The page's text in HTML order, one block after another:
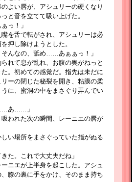
よい唇が、アシュリーの硬くなり
と音を立てて吸い上げた。
っ！」
を舌で転がされ、アシュリーは必
押し除けようとした。
そんなの、舐め……あぁぁっ！」
れて息が乱れ、お腹の奥がねっと
。初めての感覚だ。指先は未だに
ーの閉じた秘裂を開き、粘膜の柔
に、蜜洞の中をまさぐり弄んでい
あ……」
われた次の瞬間、レーニエの唇が
い場所をまさぐっていた指がぬる
た。これで大丈夫だね」
ニエが上半身を起こした。アシュ
、膝の裏に手をかけ、そのまま持ち